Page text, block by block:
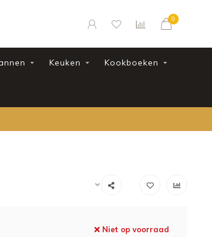
0
Keuken Kookboeken
Niet op voorraad